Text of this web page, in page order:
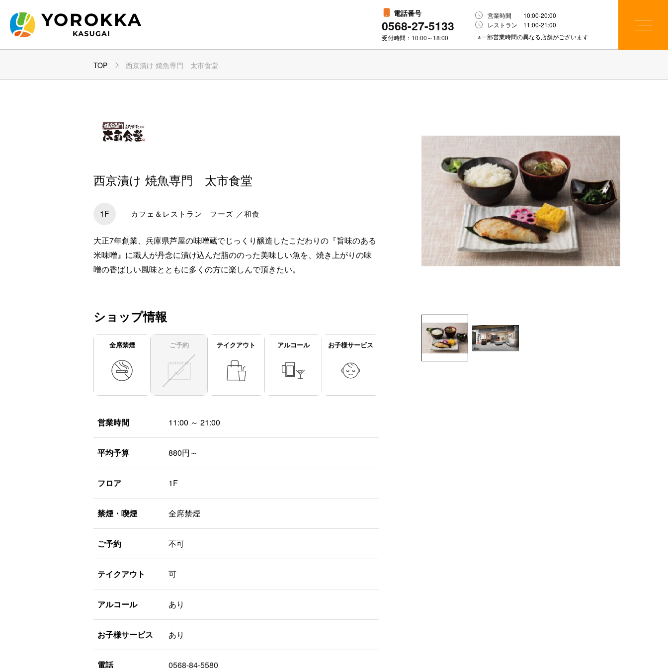
電話番号
0568-27-5133
受付時間：10:00～18:00
営業時間 10:00-20:00
レストラン 11:00-21:00
※一部営業時間の異なる店舗がございます
TOP 西京漬け 焼魚専門 太市食堂
西京漬け 焼魚専門 太市食堂
1F カフェ＆レストラン フーズ ／和食
大正7年創業、兵庫県芦屋の味噌蔵でじっくり醸造したこだわりの『旨味のある
米味噌』に職人が丹念に漬け込んだ脂ののった美味しい魚を、焼き上がりの味
噌の香ばしい風味とともに多くの方に楽しんで頂きたい。
ショップ情報
全席禁煙 ご予約 テイクアウト アルコール お子様サービス
営業時間 11:00 ～ 21:00
平均予算 880円～
フロア 1F
禁煙・喫煙 全席禁煙
ご予約 不可
テイクアウト 可
アルコール あり
お子様サービス あり
電話 0568-84-5580